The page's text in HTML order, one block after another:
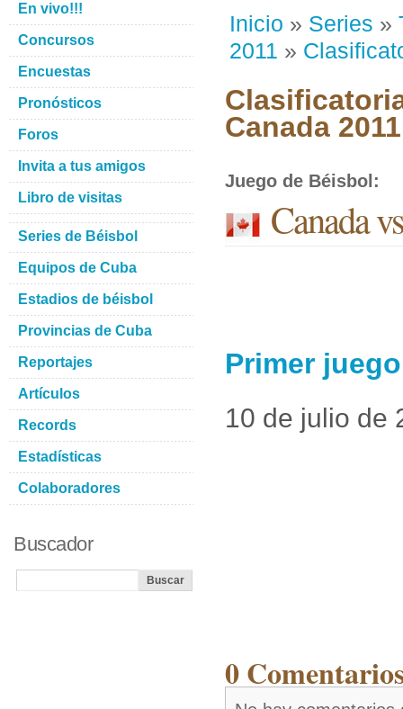
Inicio » Series »
2011 »
Canada 2011
Juego de Béisbol :
Canada
Primer
10 de julio de
0
En vivo!!!
Concursos
Encuestas
Pronósticos
Foros
Invita a tus amigos
Libro de visitas
Series de Béisbol
Equipos de Cuba
Estadios de béisbol
Provincias de Cuba
Reportajes
Artículos
Records
Estadísticas
Colaboradores
Buscador